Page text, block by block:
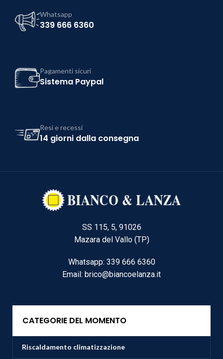
Whatsapp
339 666 6360
Pagamenti sicuri
Sistema Paypal
Resi e recessi
14 giorni dalla consegna
SS 115, 5, 91026
Mazara del Vallo (TP)
Whatsapp: 339 666 6360
Email: brico@biancoelanza.it
CATEGORIE DEL MOMENTO
Riscaldamento climatizzazione